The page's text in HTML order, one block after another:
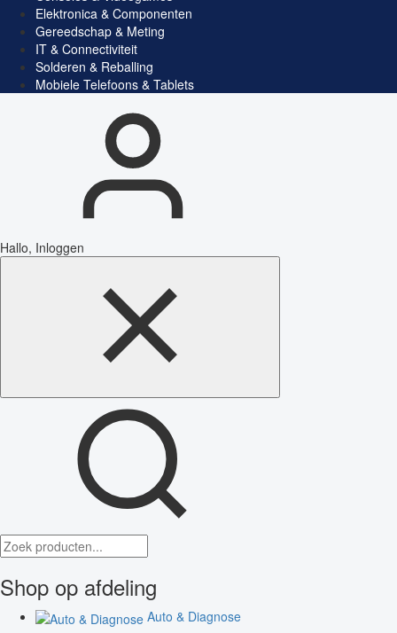
Elektronica & Componenten
Gereedschap & Meting
IT & Connectiviteit
Solderen & Reballing
Mobiele Telefoons & Tablets
Hallo, Inloggen
Shop op afdeling
Auto & Diagnose